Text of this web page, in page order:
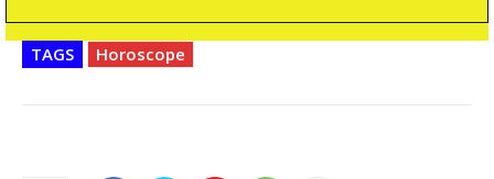
TAGS Horoscope